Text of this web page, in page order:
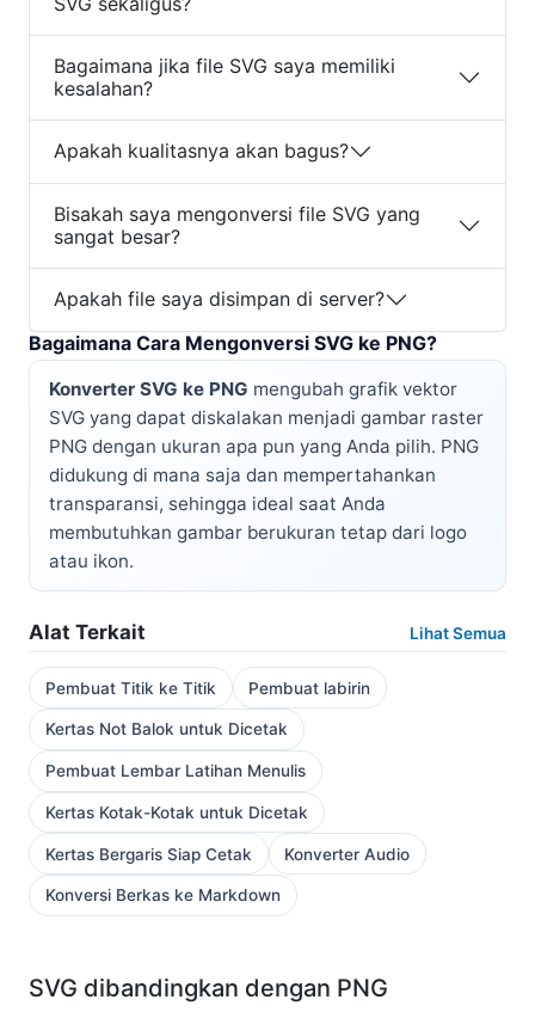
Bagaimana jika file SVG saya memiliki
kesalahan?
Apakah kualitasnya akan bagus?
Bisakah saya mengonversi file SVG yang
sangat besar?
Apakah file saya disimpan di server?
Bagaimana Cara Mengonversi SVG ke PNG?
Konverter SVG ke PNG mengubah grafik vektor
SVG yang dapat diskalakan menjadi gambar raster
PNG dengan ukuran apa pun yang Anda pilih. PNG
didukung di mana saja dan mempertahankan
transparansi, sehingga ideal saat Anda
membutuhkan gambar berukuran tetap dari logo
atau ikon.
Alat Terkait Lihat Semua
Pembuat Titik ke Titik Pembuat labirin
Kertas Not Balok untuk Dicetak
Pembuat Lembar Latihan Menulis
Kertas Kotak-Kotak untuk Dicetak
Kertas Bergaris Siap Cetak Konverter Audio
Konversi Berkas ke Markdown
SVG dibandingkan dengan PNG